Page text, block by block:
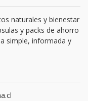
naturales y bienestar
y packs de ahorro
simple, informada y